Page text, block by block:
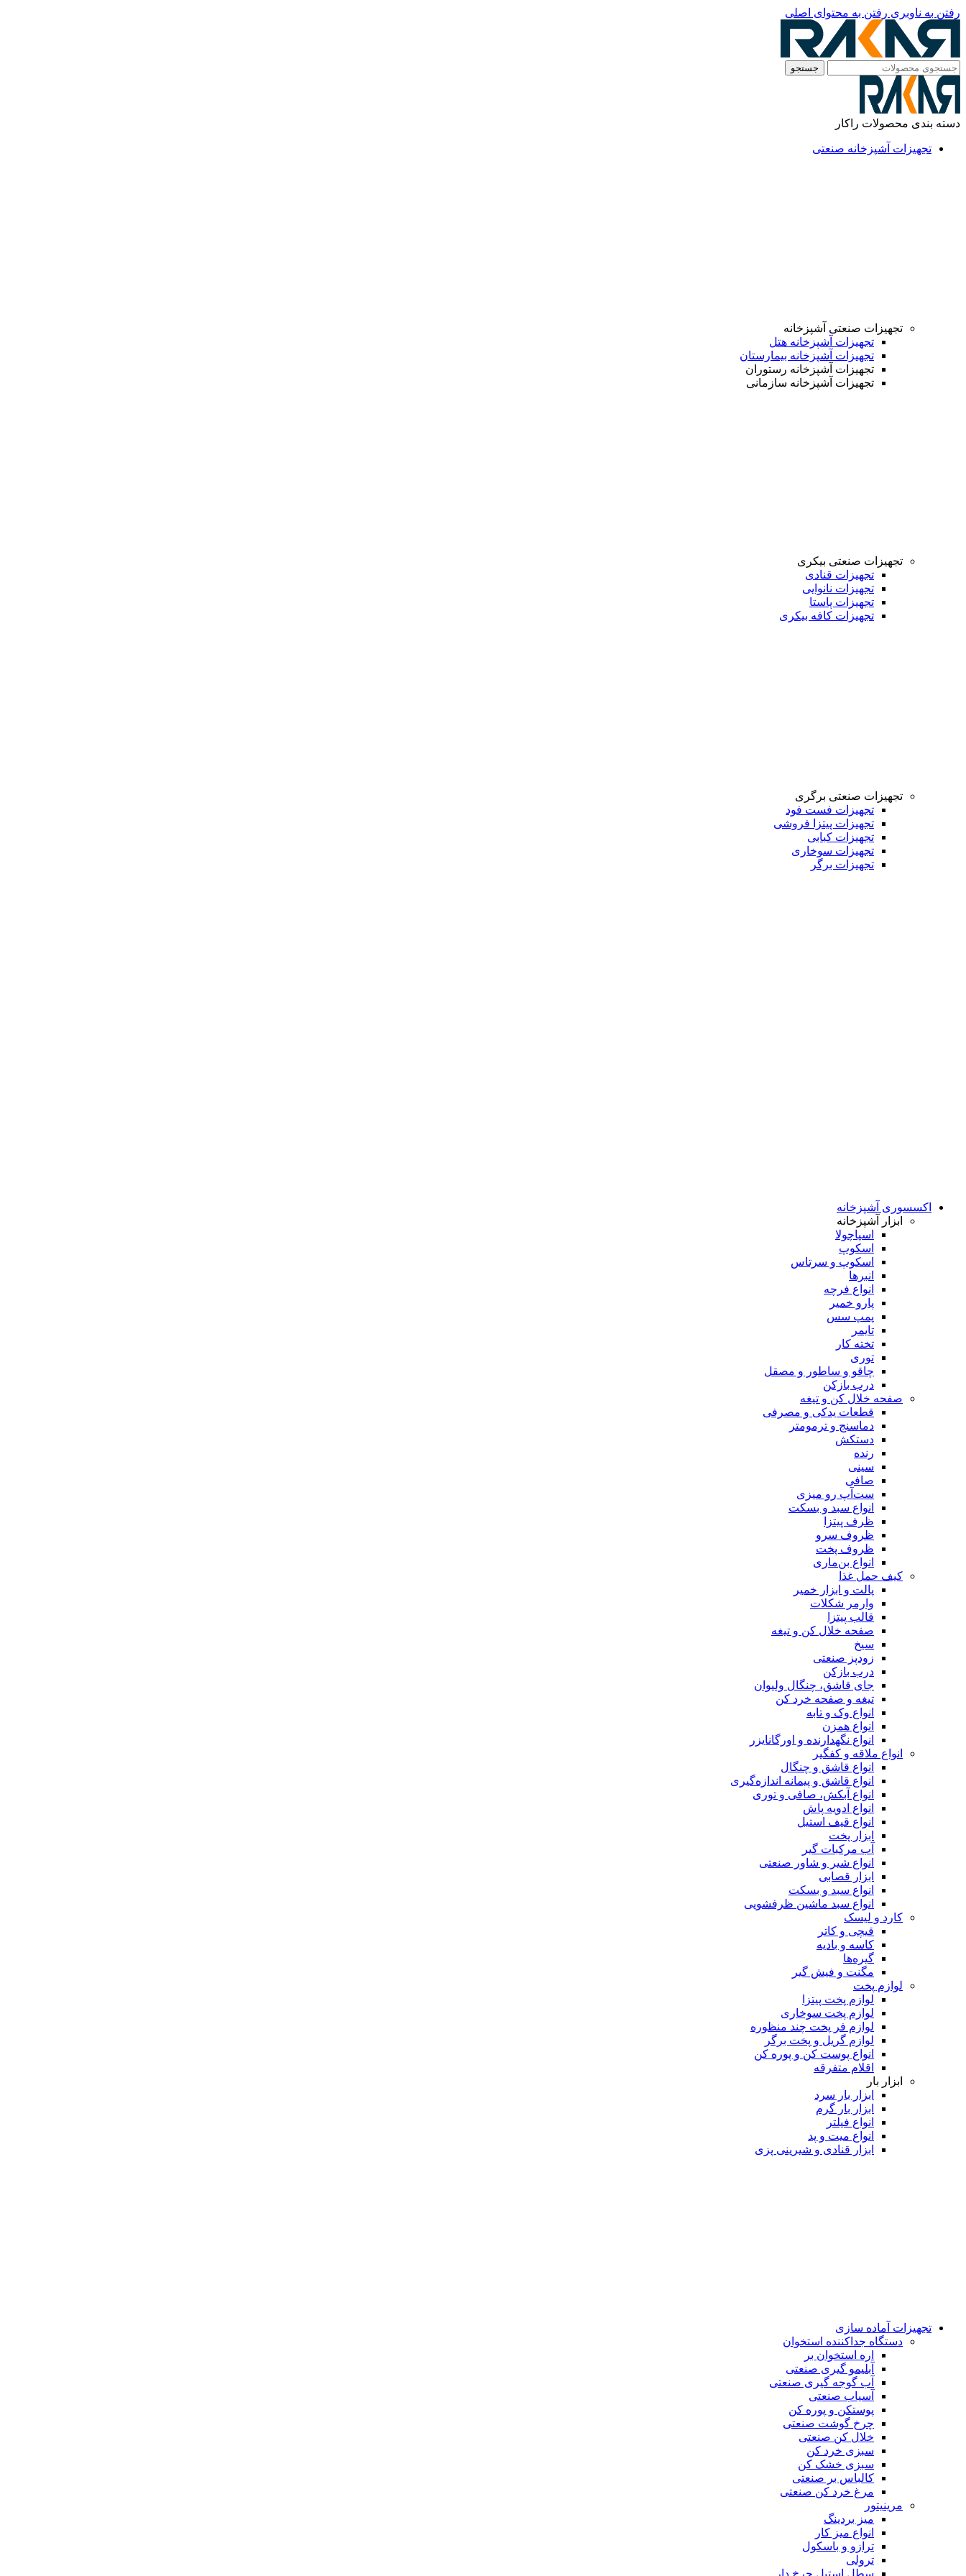
رفتن به ناوبری رفتن به محتوای اصلی
جستجو
دسته بندی محصولات راکار
تجهیزات آشپزخانه صنعتی
تجهیزات صنعتی آشپزخانه
تجهیزات آشپزخانه هتل
تجهیزات آشپزخانه بیمارستان
تجهیزات آشپزخانه رستوران
تجهیزات آشپزخانه سازمانی
تجهیزات صنعتی بیکری
تجهیزات قنادی
تجهیزات نانوایی
تجهیزات پاستا
تجهیزات کافه بیکری
تجهیزات صنعتی برگری
تجهیزات فست فود
تجهیزات پیتزا فروشی
تجهیزات کبابی
تجهیزات سوخاری
تجهیزات برگر
اکسسوری آشپزخانه
ابزار آشپزخانه
اسپاچولا
اسکوپ
اسکوپ و سرتاس
انبرها
انواع فرچه
پارو خمیر
پمپ سس
تایمر
تخته کار
توری
چاقو و ساطور و مصقل
درب بازکن
صفحه خلال کن و تیغه
قطعات یدکی و مصرفی
دماسنج و ترمومتر
دستکش
رنده
سینی
صافی
ست‌آپ رو میزی
انواع سبد و بسکت
ظرف پیتزا
ظروف سرو
ظروف پخت
انواع بن‌ماری
کیف حمل غذا
پالت و ابزار خمیر
وارمر شکلات
قالب پیتزا
صفحه خلال کن و تیغه
سیخ
زودپز صنعتی
درب بازکن
جای قاشق، چنگال ولیوان
تیغه و صفحه خرد کن
انواع وک و تابه
انواع همزن
انواع نگهدارنده و اورگانایزر
انواع ملاقه و کفگیر
انواع قاشق و چنگال
انواع قاشق و پیمانه اندازه‌گیری
انواع آبکش، صافی و توری
انواع ادویه پاش
انواع قیف استیل
ابزار پخت
آب مرکبات گیر
انواع شیر و شاور صنعتی
ابزار قصابی
انواع سبد و بسکت
انواع سبد ماشین ظرفشویی
کارد و لیسک
قیچی و کاتر
کاسه و بادیه
گیره‌ها
مگنت و فیش گیر
لوازم پخت
لوازم پخت پیتزا
لوازم پخت سوخاری
لوازم فر پخت چند منظوره
لوازم گریل و پخت برگر
انواع پوست کن و پوره کن
اقلام متفرقه
ابزار بار
ابزار بار سرد
ابزار بار گرم
انواع فیلتر
انواع میت و پد
ابزار قنادی و شیرینی پزی
تجهیزات آماده سازی
دستگاه جداکننده استخوان
اره استخوان بر
آبلیمو گیری صنعتی
آب گوجه گیری صنعتی
آسیاب صنعتی
پوستکن و پوره کن
چرخ گوشت صنعتی
خلال کن صنعتی
سبزی خرد کن
سبزی خشک کن
کالباس بر صنعتی
مرغ خرد کن صنعتی
مرینیتور
میز بردینگ
انواع میز کار
ترازو و باسکول
ترولی
سطل استیل چرخ دار